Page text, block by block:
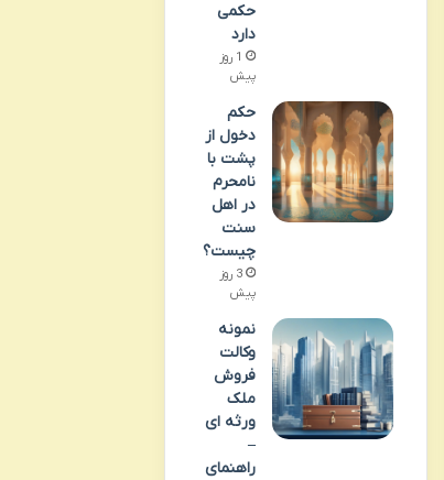
حکمی
دارد
1 روز
پیش
حکم
دخول از
پشت با
نامحرم
در اهل
سنت
چیست؟
3 روز
پیش
نمونه
وکالت
فروش
ملک
ورثه ای
–
راهنمای